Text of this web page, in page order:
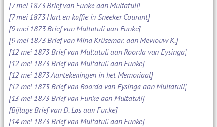
[7 mei 1873 Brief van Funke aan Multatuli]
[7 mei 1873 Hart en koffie in Sneeker Courant]
[9 mei 1873 Brief van Multatuli aan Funke]
[9 mei 1873 Brief van Mina Krüseman aan Mevrouw K.]
[12 mei 1873 Brief van Multatuli aan Roorda van Eysinga]
[12 mei 1873 Brief van Multatuli aan Funke]
[12 mei 1873 Aantekeningen in het Memoriaal]
[12 mei 1873 Brief van Roorda van Eysinga aan Multatuli]
[13 mei 1873 Brief van Funke aan Multatuli]
[Bijlage Brief van D. Los aan Funke]
[14 mei 1873 Brief van Multatuli aan Funke]